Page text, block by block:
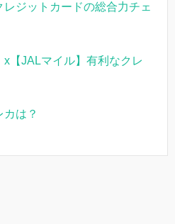
ジットカードの総合力チェ
x【JALマイル】有利なクレ
は？